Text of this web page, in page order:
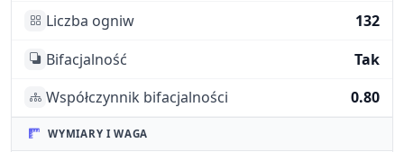
Liczba ogniw
132
Bifacjalność
Tak
Współczynnik bifacjalności
0.80
WYMIARY I WAGA